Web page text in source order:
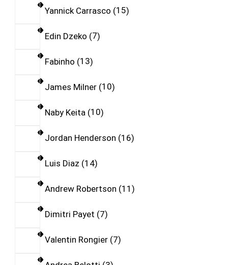
Yannick Carrasco 15
Edin Dzeko 7
Fabinho 13
James Milner 10
Naby Keita 10
Jordan Henderson 16
Luis Diaz 14
Andrew Robertson 11
Dimitri Payet 7
Valentin Rongier 7